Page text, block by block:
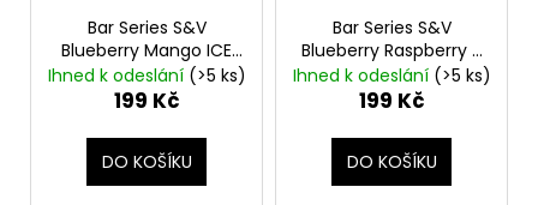
Bar Series S&V
Blueberry Mango ICE
10ml Ledová borůvka a
mango
Ihned k odeslání (>5 ks)
199 Kč
DO KOŠÍKU
Bar Series S&V
Blueberry Raspberry X
Lemon Lime 10ml
Borůvka, malina, citron
Ihned k odeslání (>5 ks)
199 Kč
DO KOŠÍKU